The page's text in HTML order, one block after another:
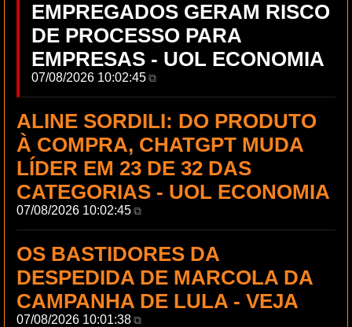
EMPREGADOS GERAM RISCO
DE PROCESSO PARA
EMPRESAS - UOL ECONOMIA
07/08/2026 10:02:45⧉
ALINE SORDILI: DO PRODUTO
À COMPRA, CHATGPT MUDA
LÍDER EM 23 DE 32 DAS
CATEGORIAS - UOL ECONOMIA
07/08/2026 10:02:45⧉
OS BASTIDORES DA
DESPEDIDA DE MARCOLA DA
CAMPANHA DE LULA - VEJA
07/08/2026 10:01:38⧉